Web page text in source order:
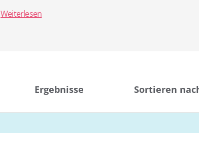
Weiterlesen
Ergebnisse Sortieren